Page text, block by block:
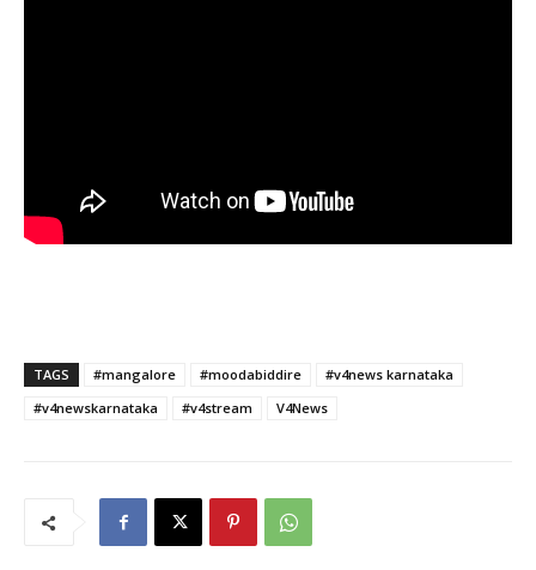
TAGS #mangalore #moodabiddire
#v4news karnataka
#v4newskarnataka
#v4stream V4News